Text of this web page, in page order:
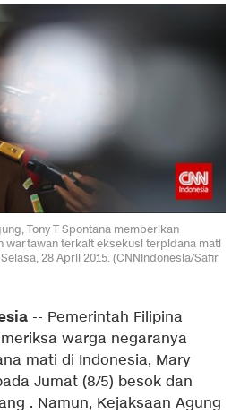
Tony T Spontana memberikan
wartawan terkait eksekusi terpidana mati
28 April 2015. (CNNIndonesia/Safir
-- Pemerintah Filipina
warga negaranya
mati di Indonesia, Mary
Jumat (8/5) besok dan
. Namun, Kejaksaan Agung